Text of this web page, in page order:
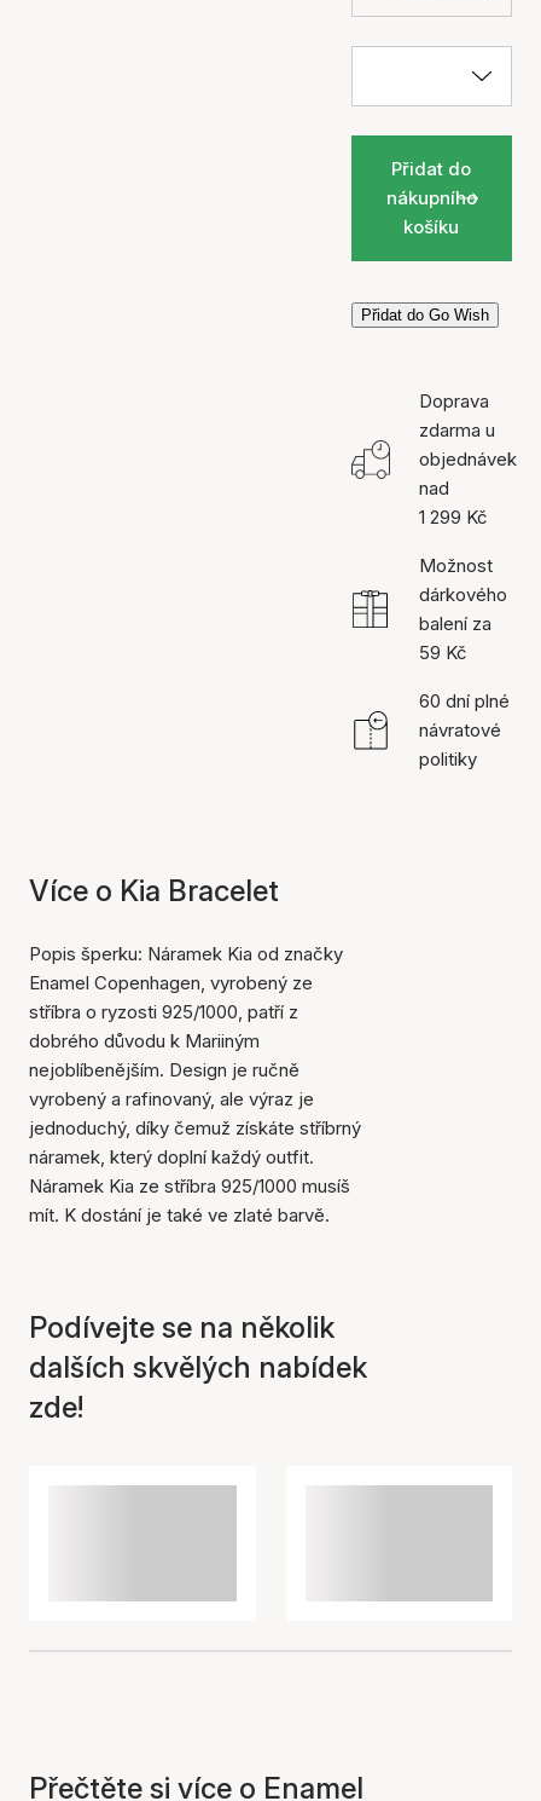
Přidat do
nákupního
košíku
Přidat do Go Wish
Položka byla přidána do
košíku
Doprava
zdarma u
objednávek
nad
1 299 Kč
Možnost
dárkového
balení za
59 Kč
60 dní plné
návratové
politiky
Více o Kia Bracelet
Popis šperku: Náramek Kia od značky
Enamel Copenhagen, vyrobený ze
stříbra o ryzosti 925/1000, patří z
dobrého důvodu k Mariiným
nejoblíbenějším. Design je ručně
vyrobený a rafinovaný, ale výraz je
jednoduchý, díky čemuž získáte stříbrný
náramek, který doplní každý outfit.
Náramek Kia ze stříbra 925/1000 musíš
mít. K dostání je také ve zlaté barvě.
Podívejte se na několik
dalších skvělých nabídek
zde!
Přečtěte si více o Enamel